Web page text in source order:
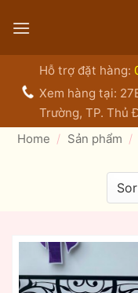
qua
Hỗ trợ đặt hàng:
Xem hàng tại:
Trường, TP. Thủ
Home / Sản phẩm /